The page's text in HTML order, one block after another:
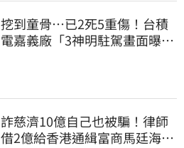
挖到童骨…已2死5重傷！台積
電嘉義廠「3神明駐駕畫面曝
詐慈濟10億自己也被騙！律師
借2億給香港通緝富商馬廷海建